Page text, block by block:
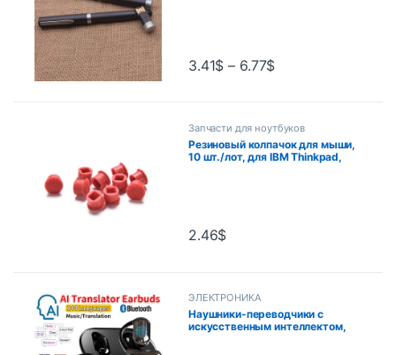
3.41$ – 6.77$
Запчасти для ноутбуков
Резиновый колпачок для мыши,
10 шт./лот, для IBM Thinkpad,
2.46$
ЭЛЕКТРОНИКА
Наушники-переводчики с
искусственным интеллектом,